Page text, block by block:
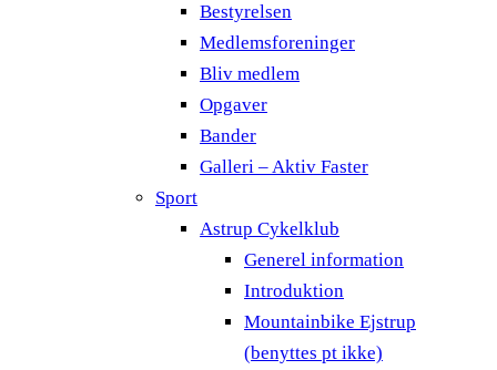
Bestyrelsen
Medlemsforeninger
Bliv medlem
Opgaver
Bander
Galleri – Aktiv Faster
Sport
Astrup Cykelklub
Generel information
Introduktion
Mountainbike Ejstrup
(benyttes pt ikke)